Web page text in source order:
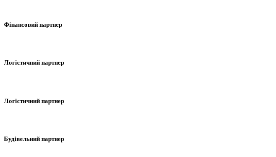
Фінансовий партнер
Логістичний партнер
Логістичний партнер
Будівельний партнер